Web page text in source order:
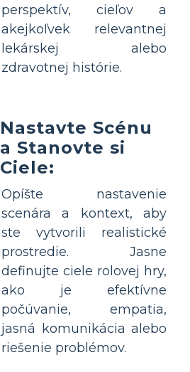
perspektív, cieľov a
akejkoľvek relevantnej
lekárskej alebo
zdravotnej histórie.
Nastavte Scénu
a Stanovte si
Ciele:
Opíšte nastavenie
scenára a kontext, aby
ste vytvorili realistické
prostredie. Jasne
definujte ciele rolovej hry,
ako je efektívne
počúvanie, empatia,
jasná komunikácia alebo
riešenie problémov.